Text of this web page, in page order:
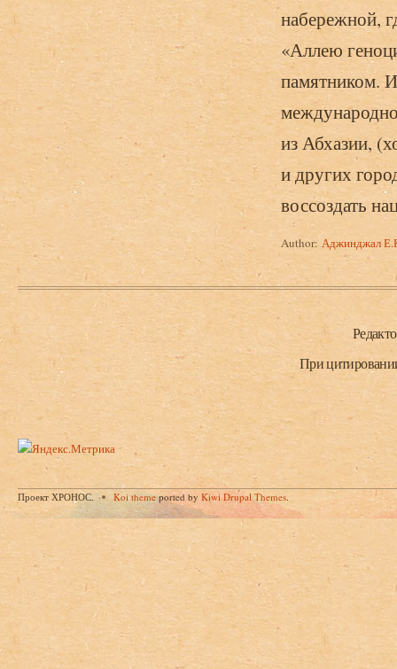
набережной,
«Аллею
памятником.
из Абхазии,
и других
воссоздать
Author: Аджинджал
Нижний колонтитул
При
Проект ХРОНОС. Koi themeported byKiwi Drupal Themes.